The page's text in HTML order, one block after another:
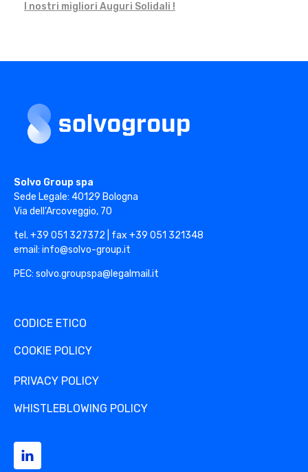
I nostri migliori Auguri Solidali !
Solvo Group spa
Sede Legale: 40129 Bologna
Via dell’Arcoveggio, 70
tel. +39 051 327372 | fax +39 051 321348
email: info@solvo-group.it
PEC: solvo.groupspa@legalmail.it
CODICE ETICO
COOKIE POLICY
PRIVACY POLICY
WHISTLEBLOWING POLICY